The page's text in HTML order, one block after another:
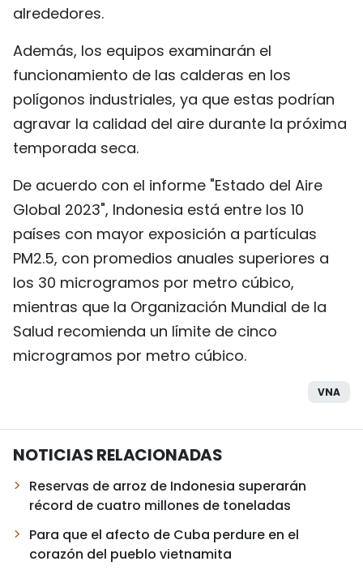
alrededores.
Además, los equipos examinarán el
funcionamiento de las calderas en los
polígonos industriales, ya que estas podrían
agravar la calidad del aire durante la próxima
temporada seca.
De acuerdo con el informe "Estado del Aire
Global 2023", Indonesia está entre los 10
países con mayor exposición a partículas
PM2.5, con promedios anuales superiores a
los 30 microgramos por metro cúbico,
mientras que la Organización Mundial de la
Salud recomienda un límite de cinco
microgramos por metro cúbico.
VNA
NOTICIAS RELACIONADAS
Reservas de arroz de Indonesia superarán
récord de cuatro millones de toneladas
Para que el afecto de Cuba perdure en el
corazón del pueblo vietnamita